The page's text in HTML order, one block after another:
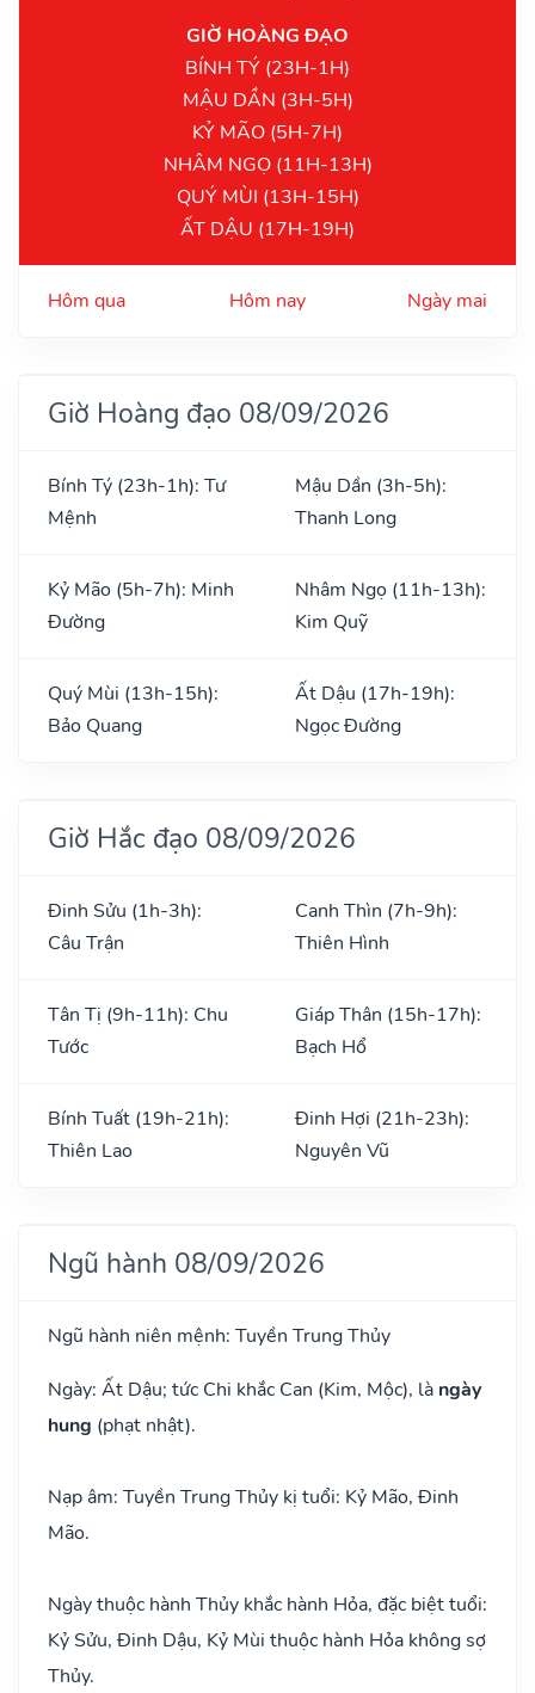
GIỜ HOÀNG ĐẠO
BÍNH TÝ (23H-1H)
MẬU DẦN (3H-5H)
KỶ MÃO (5H-7H)
NHÂM NGỌ (11H-13H)
QUÝ MÙI (13H-15H)
ẤT DẬU (17H-19H)
Hôm qua Hôm nay Ngày mai
Giờ Hoàng đạo 08/09/2026
Bính Tý (23h-1h): Tư
Mệnh
Mậu Dần (3h-5h):
Thanh Long
Kỷ Mão (5h-7h): Minh
Đường
Nhâm Ngọ (11h-13h):
Kim Quỹ
Quý Mùi (13h-15h):
Bảo Quang
Ất Dậu (17h-19h):
Ngọc Đường
Giờ Hắc đạo 08/09/2026
Đinh Sửu (1h-3h):
Câu Trận
Canh Thìn (7h-9h):
Thiên Hình
Tân Tị (9h-11h): Chu
Tước
Giáp Thân (15h-17h):
Bạch Hổ
Bính Tuất (19h-21h):
Thiên Lao
Đinh Hợi (21h-23h):
Nguyên Vũ
Ngũ hành 08/09/2026
Ngũ hành niên mệnh: Tuyền Trung Thủy
Ngày: Ất Dậu; tức Chi khắc Can (Kim, Mộc), là ngày
hung (phạt nhật).
Nạp âm: Tuyền Trung Thủy kị tuổi: Kỷ Mão, Đinh
Mão.
Ngày thuộc hành Thủy khắc hành Hỏa, đặc biệt tuổi:
Kỷ Sửu, Đinh Dậu, Kỷ Mùi thuộc hành Hỏa không sợ
Thủy.